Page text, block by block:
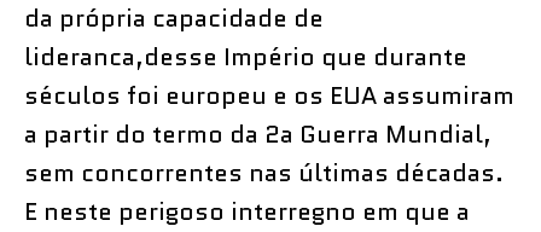
da própria capacidade de
lideranca,desse Império que durante
séculos foi europeu e os EUA assumiram
a partir do termo da 2a Guerra Mundial,
sem concorrentes nas últimas décadas.
E neste perigoso interregno em que a